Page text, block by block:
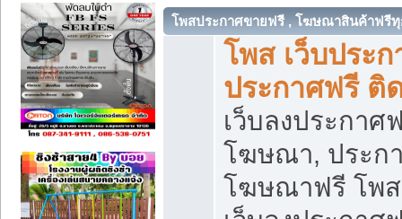
โพสประกาศขายฟรี , โฆษณาสินค้าฟรี
โพส เว็บประก
ประกาศฟรี ติ
เว็บลงประกา
โฆษณา, ประก
โฆษณาฟรี โพส